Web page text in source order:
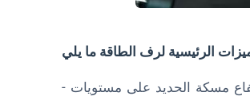
- دبابيس أمان قابلة للتعديل: تسمح لك أنظمة المسامير والثقوب هذه بضبط ارتفاع مسكة الحديد على مستويات